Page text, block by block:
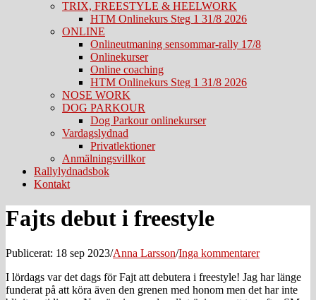
TRIX, FREESTYLE & HEELWORK
HTM Onlinekurs Steg 1 31/8 2026
ONLINE
Onlineutmaning sensommar-rally 17/8
Onlinekurser
Online coaching
HTM Onlinekurs Steg 1 31/8 2026
NOSE WORK
DOG PARKOUR
Dog Parkour onlinekurser
Vardagslydnad
Privatlektioner
Anmälningsvillkor
Rallylydnadsbok
Kontakt
Fajts debut i freestyle
Publicerat: 18 sep 2023/Anna Larsson/Inga kommentarer
I lördags var det dags för Fajt att debutera i freestyle! Jag har länge
funderat på att köra även den grenen med honom men det har inte